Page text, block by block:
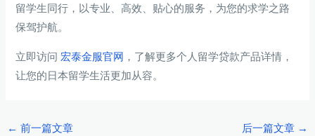
留学生同行，以专业、高效、贴心的服务，为您的求学之路
保驾护航。
立即访问 宏泰金服官网 ，了解更多个人留学贷款产品详情，
让您的日本留学生活更加从容。
Post
← 前一篇文章 后一篇文章 →